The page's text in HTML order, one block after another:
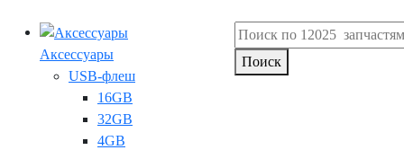
Аксессуары
USB-флеш
16GB
32GB
4GB
Поиск